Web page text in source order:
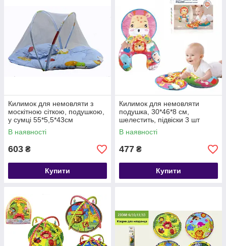
Килимок для немовляти з
москітною сіткою, подушкою,
у сумці 55*5,5*43см
В наявності
603 ₴
Купити
Килимок для немовляти
подушка, 30*46*8 см,
шелестить, підвіски 3 шт
(музика, брязкальце,
прорізувач), 2 різновиди,
В наявності
477 ₴
Купити